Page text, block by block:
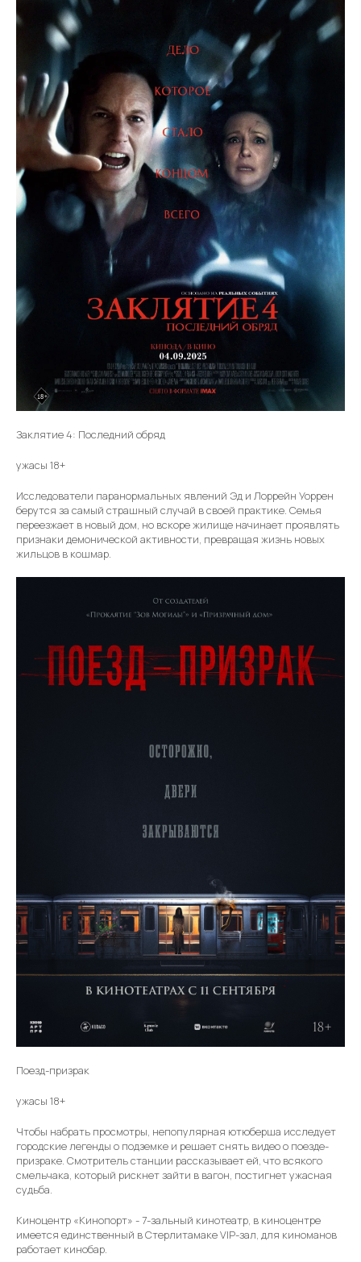
Заклятие 4: Последний обряд
ужасы 18+
Исследователи паранормальных явлений Эд и Лоррейн Уоррен
берутся за самый страшный случай в своей практике. Семья
переезжает в новый дом, но вскоре жилище начинает проявлять
признаки демонической активности, превращая жизнь новых
жильцов в кошмар.
Поезд-призрак
ужасы 18+
Чтобы набрать просмотры, непопулярная ютюберша исследует
городские легенды о подземке и решает снять видео о поезде-
призраке. Смотритель станции рассказывает ей, что всякого
смельчака, который рискнет зайти в вагон, постигнет ужасная
судьба.
Киноцентр «Кинопорт» - 7-зальный кинотеатр, в киноцентре
имеется единственный в Стерлитамаке VIP-зал, для киноманов
работает кинобар.